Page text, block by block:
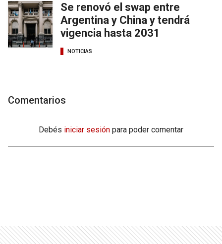
Se renovó el swap entre
Argentina y China y tendrá
vigencia hasta 2031
NOTICIAS
Comentarios
Debés iniciar sesión para poder comentar